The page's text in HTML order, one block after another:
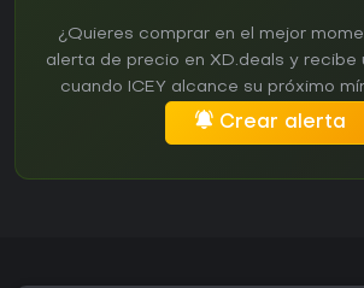
¿Quieres comprar en el mejor
alerta de precio en XD.deals y recibe
cuando ICEY alcance su próximo
Crear alerta